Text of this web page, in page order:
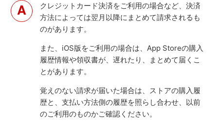
クレジットカード決済をご利用の場合など、決済
方法によっては翌月以降にまとめて請求されるも
のがあります。
また、iOS版をご利用の場合は、App Storeの購入
履歴情報や領収書が、遅れたり、まとめて届くこ
とがあります。
覚えのない請求が届いた場合は、ストアの購入履
歴と、支払い方法側の履歴を照らし合わせ、以前
のご利用のものかご確認ください。